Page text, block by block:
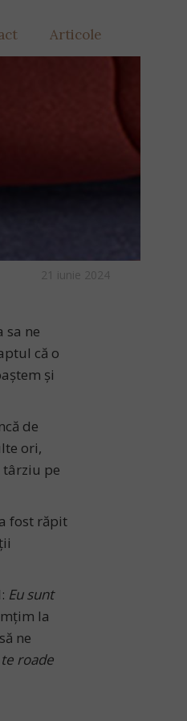
Articole
21 iunie 2024
sa ne
că o
și
de
ori,
târziu pe
fost răpit
Eu sunt
la
ne
roade